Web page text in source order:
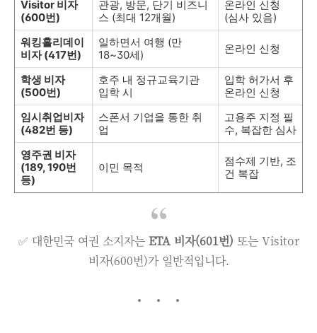
Visitor 비자
(600번)
관광, 방문, 단기 비즈니
스 (최대 12개월)
온라인 신청
(심사 있음)
워킹홀리데이
비자 (417번)
일하면서 여행 (만
18~30세)
온라인 신청
학생 비자
(500번)
호주 내 정규교육기관
입학 시
입학 허가서 후
온라인 신청
임시취업비자
(482번 등)
스폰서 기업을 통한 취
업
고용주 지정 필
수, 복잡한 심사
영주권 비자
(189, 190번
등)
이민 목적
점수제 기반, 조
건 복잡
✅ 대한민국 여권 소지자는 ETA 비자(601번) 또는 Visitor
비자(600번)가 일반적입니다.